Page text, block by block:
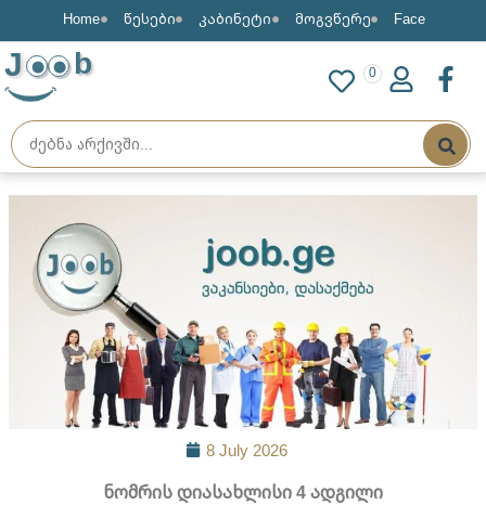
Home წესები კაბინეტი მოგვწერე Face
J b 0
8 July 2026
ნომრის დიასახლისი 4 ადგილი